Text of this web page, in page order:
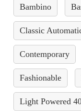
Bambino
Classic
Contemporary
Fashionable
Light Powered